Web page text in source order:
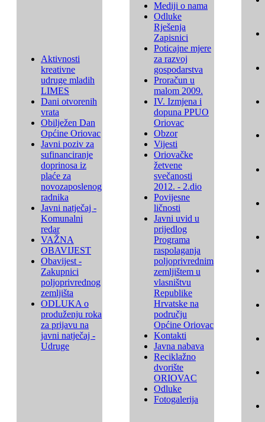
Aktivnosti
kreativne
udruge mladih
LIMES
Dani otvorenih
vrata
Obilježen Dan
Općine Oriovac
Javni poziv za
sufinanciranje
doprinosa iz
plaće za
novozaposlenog
radnika
Javni natječaj -
Komunalni
redar
VAŽNA
OBAVIJEST
Obavijest -
Zakupnici
poljoprivrednog
zemljišta
ODLUKA o
produženju roka
za prijavu na
javni natječaj -
Udruge
Mediji o nama
Odluke
Rješenja
Zapisnici
Poticajne mjere
za razvoj
gospodarstva
Proračun u
malom 2009.
IV. Izmjena i
dopuna PPUO
Oriovac
Obzor
Vijesti
Oriovačke
žetvene
svečanosti
2012. - 2.dio
Povijesne
ličnosti
Javni uvid u
prijedlog
Programa
raspolaganja
poljoprivrednim
zemljištem u
vlasništvu
Republike
Hrvatske na
području
Općine Oriovac
Kontakti
Javna nabava
Reciklažno
dvorište
ORIOVAC
Odluke
Fotogalerija